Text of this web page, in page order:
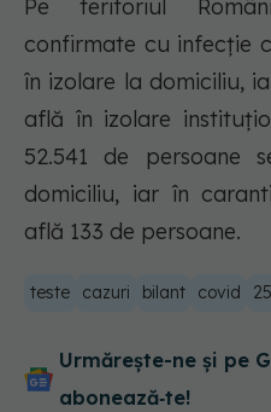
Pe teritoriul
confirmate cu infecție
în izolare la domiciliu,
află în izolare
52.541 de persoane
domiciliu, iar în
află 133 de persoane.
teste cazuri bilant covid
Urmărește-ne și pe
abonează‑te!